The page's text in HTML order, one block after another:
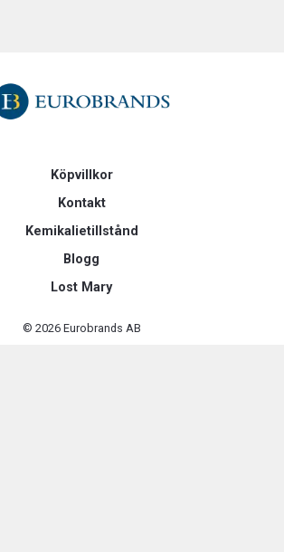
Köpvillkor
Kontakt
Kemikalietillstånd
Blogg
Lost Mary
© 2026 Eurobrands AB